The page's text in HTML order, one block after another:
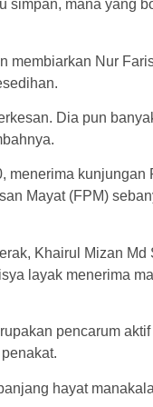
mana yang
membiarkan Nur
Dia pun
menerima kunjungan
Mayat (FPM)
Khairul Mizan Md
layak menerima
pencarum
hayat